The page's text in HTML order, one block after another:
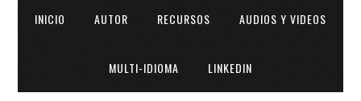
INICIO AUTOR RECURSOS AUDIOS Y VIDEOS
MULTI-IDIOMA LINKEDIN